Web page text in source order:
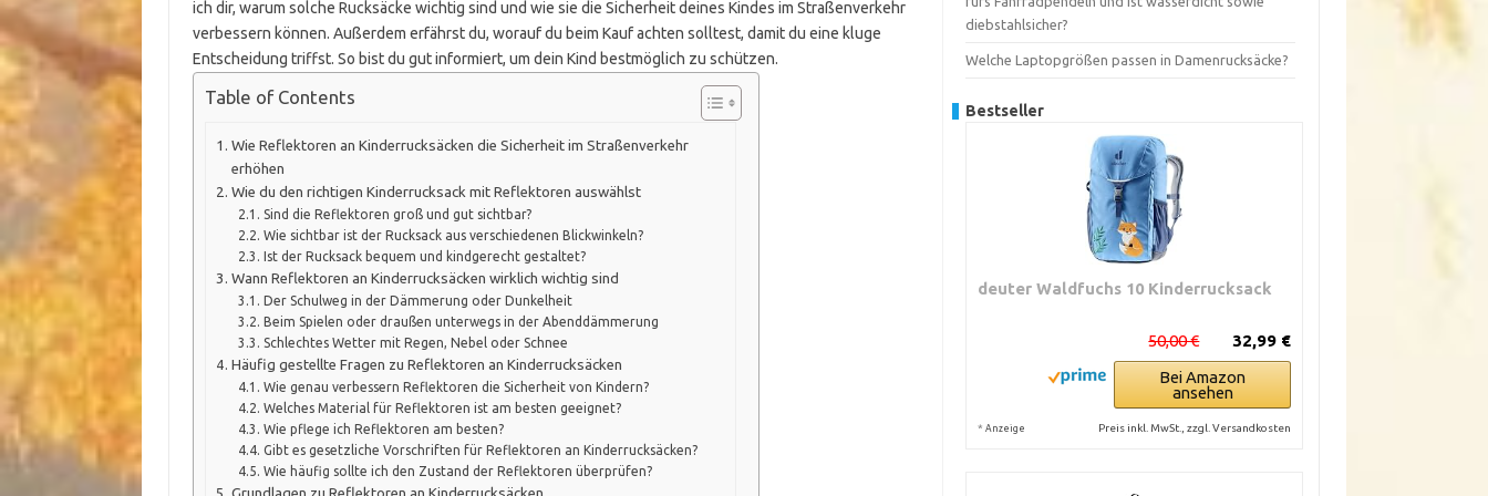
ich dir, warum solche Rucksäcke wichtig sind und wie sie die Sicherheit deines Kindes im Straßenverkehr
verbessern können. Außerdem erfährst du, worauf du beim Kauf achten solltest, damit du eine kluge
Entscheidung triffst. So bist du gut informiert, um dein Kind bestmöglich zu schützen.
Table of Contents
Wie Reflektoren an Kinderrucksäcken die Sicherheit im Straßenverkehr
erhöhen
Wie du den richtigen Kinderrucksack mit Reflektoren auswählst
Sind die Reflektoren groß und gut sichtbar?
Wie sichtbar ist der Rucksack aus verschiedenen Blickwinkeln?
Ist der Rucksack bequem und kindgerecht gestaltet?
Wann Reflektoren an Kinderrucksäcken wirklich wichtig sind
Der Schulweg in der Dämmerung oder Dunkelheit
Beim Spielen oder draußen unterwegs in der Abenddämmerung
Schlechtes Wetter mit Regen, Nebel oder Schnee
Häufig gestellte Fragen zu Reflektoren an Kinderrucksäcken
Wie genau verbessern Reflektoren die Sicherheit von Kindern?
Welches Material für Reflektoren ist am besten geeignet?
Wie pflege ich Reflektoren am besten?
Gibt es gesetzliche Vorschriften für Reflektoren an Kinderrucksäcken?
Wie häufig sollte ich den Zustand der Reflektoren überprüfen?
diebstahlsicher?
Welche Laptopgrößen passen in Damenrucksäcke?
Bestseller
deuter Waldfuchs 10 Kinderrucksack
32,99 €
50,00 €
Bei Amazon
ansehen
* Anzeige Preis inkl. MwSt., zzgl. Versandkosten